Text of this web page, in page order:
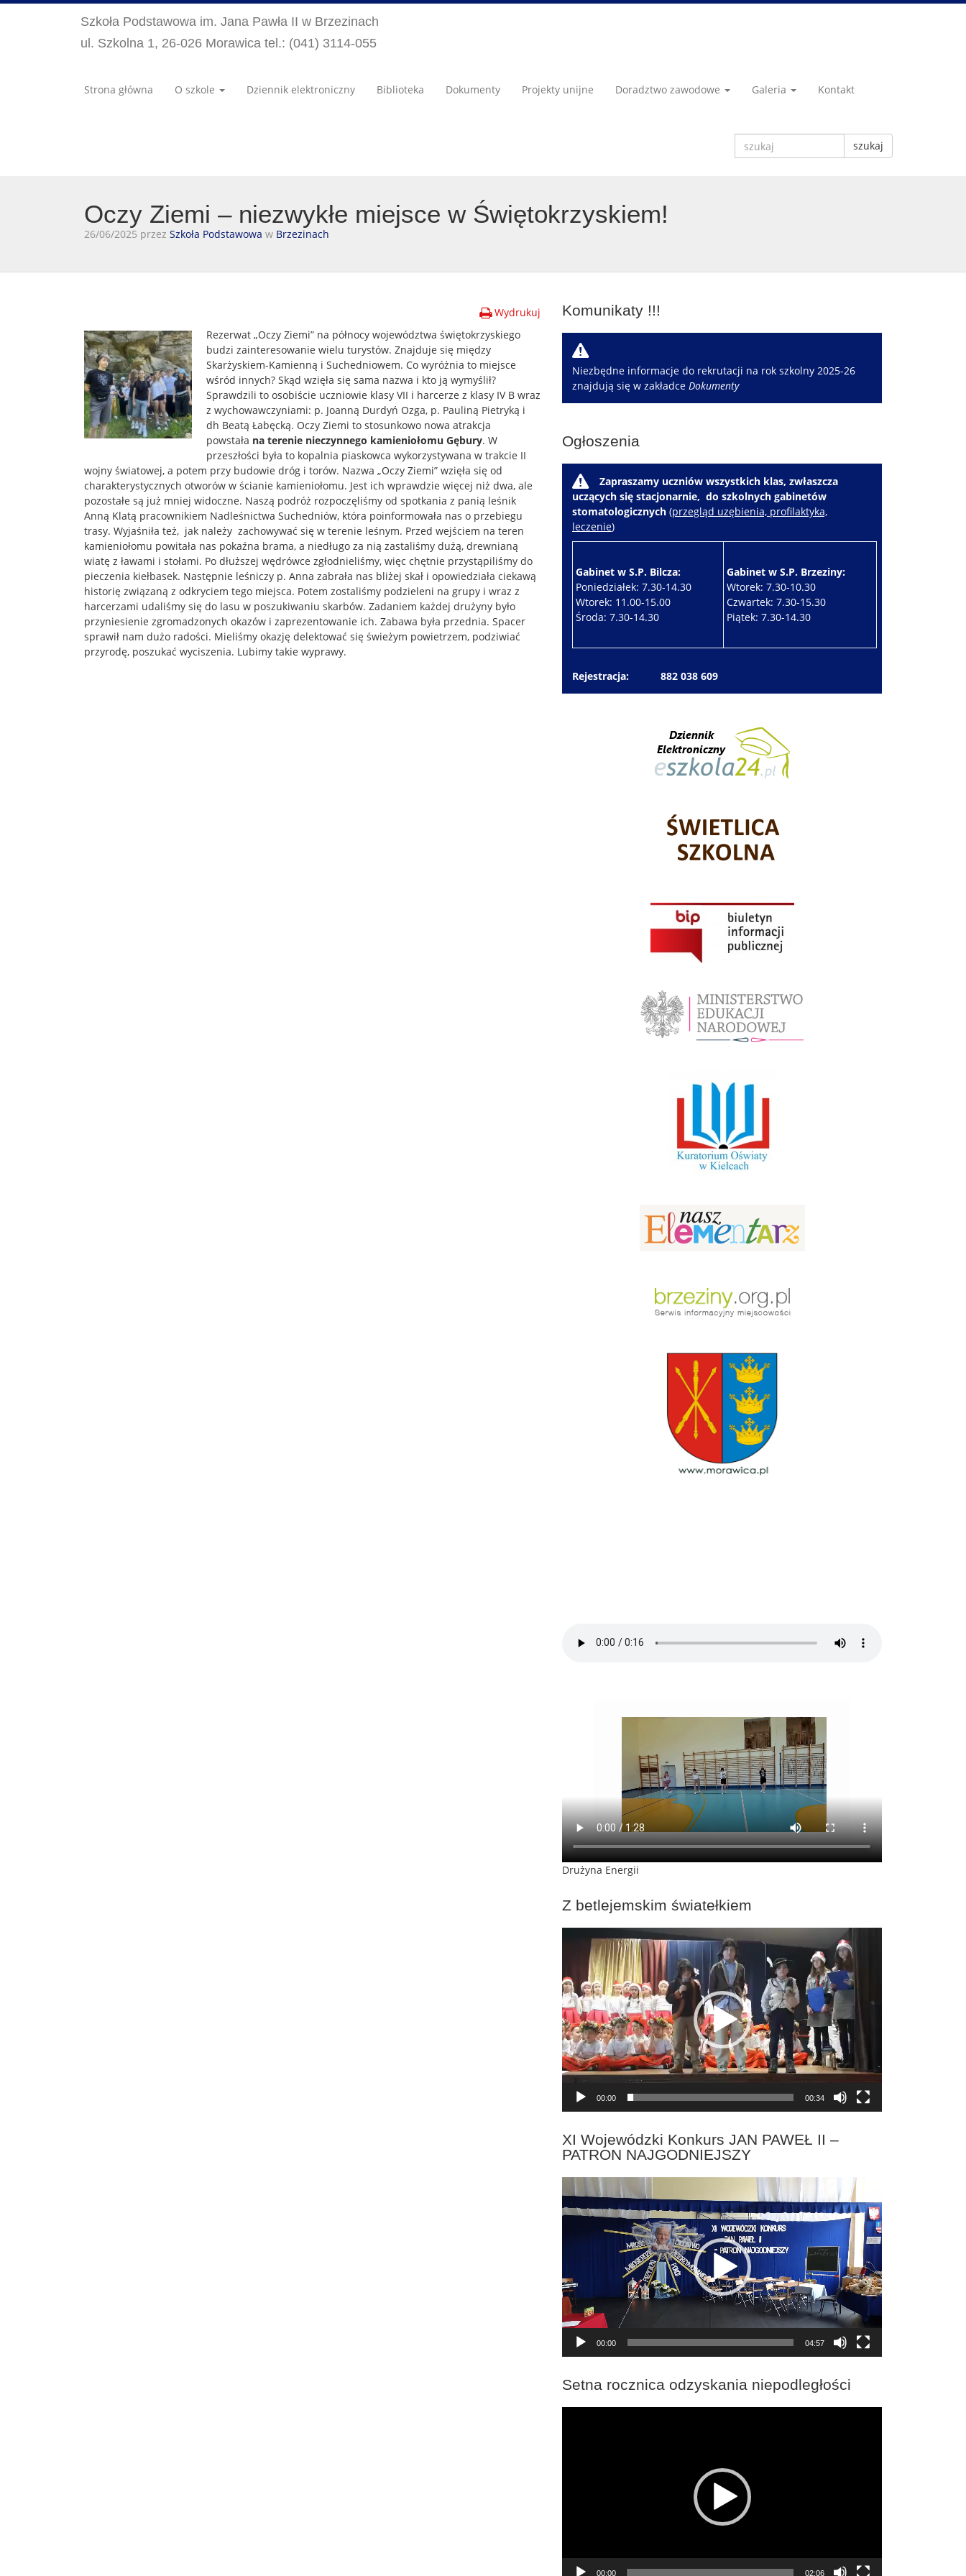
Szkoła Podstawowa im. Jana Pawła II w Brzezinach
ul. Szkolna 1, 26-026 Morawica tel.: (041) 3114-055
Strona główna O szkole Dziennik elektroniczny Biblioteka Dokumenty Projekty unijne Doradztwo zawodowe Galeria Kontakt
szukaj
Oczy Ziemi – niezwykłe miejsce w Świętokrzyskiem!
26/06/2025 przez Szkoła Podstawowa w Brzezinach
Wydrukuj
Rezerwat „Oczy Ziemi” na północy województwa świętokrzyskiego
budzi zainteresowanie wielu turystów. Znajduje się między
Skarżyskiem-Kamienną i Suchedniowem. Co wyróżnia to miejsce
wśród innych? Skąd wzięła się sama nazwa i kto ją wymyślił?
Sprawdzili to osobiście uczniowie klasy VII i harcerze z klasy IV B wraz
z wychowawczyniami: p. Joanną Durdyń Ozga, p. Pauliną Pietryką i
dh Beatą Łabęcką. Oczy Ziemi to stosunkowo nowa atrakcja
powstała na terenie nieczynnego kamieniołomu Gębury. W
przeszłości była to kopalnia piaskowca wykorzystywana w trakcie II
wojny światowej, a potem przy budowie dróg i torów. Nazwa „Oczy Ziemi” wzięła się od
charakterystycznych otworów w ścianie kamieniołomu. Jest ich wprawdzie więcej niż dwa, ale
pozostałe są już mniej widoczne. Naszą podróż rozpoczęliśmy od spotkania z panią leśnik
Anną Klatą pracownikiem Nadleśnictwa Suchedniów, która poinformowała nas o przebiegu
trasy. Wyjaśniła też, jak należy zachowywać się w terenie leśnym. Przed wejściem na teren
kamieniołomu powitała nas pokaźna brama, a niedługo za nią zastaliśmy dużą, drewnianą
wiatę z ławami i stołami. Po dłuższej wędrówce zgłodnieliśmy, więc chętnie przystąpiliśmy do
pieczenia kiełbasek. Następnie leśniczy p. Anna zabrała nas bliżej skał i opowiedziała ciekawą
historię związaną z odkryciem tego miejsca. Potem zostaliśmy podzieleni na grupy i wraz z
harcerzami udaliśmy się do lasu w poszukiwaniu skarbów. Zadaniem każdej drużyny było
przyniesienie zgromadzonych okazów i zaprezentowanie ich. Zabawa była przednia. Spacer
sprawił nam dużo radości. Mieliśmy okazję delektować się świeżym powietrzem, podziwiać
przyrodę, poszukać wyciszenia. Lubimy takie wyprawy.
Komunikaty !!!
W
Niezbędne informacje do rekrutacji na rok szkolny 2025-26
znajdują się w zakładce Dokumenty
Ogłoszenia
W
Zapraszamy uczniów wszystkich klas, zwłaszcza
uczących się stacjonarnie, do szkolnych gabinetów
stomatologicznych (przegląd uzębienia, profilaktyka,
leczenie)
Gabinet w S.P. Bilcza:
Poniedziałek: 7.30-14.30
Wtorek: 11.00-15.00
Środa: 7.30-14.30
Gabinet w S.P. Brzeziny:
Wtorek: 7.30-10.30
Czwartek: 7.30-15.30
Piątek: 7.30-14.30
Rejestracja: 882 038 609
Drużyna Energii
Z betlejemskim światełkiem
Odtwarzacz
00:00 00:34
XI Wojewódzki Konkurs JAN PAWEŁ II –
PATRON NAJGODNIEJSZY
Odtwarzacz
video
00:00 04:57
Setna rocznica odzyskania niepodległości
00:00 02:06